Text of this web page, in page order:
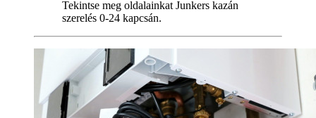
Tekintse meg oldalainkat Junkers kazán
szerelés 0-24 kapcsán.